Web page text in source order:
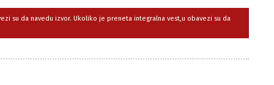
su da navedu izvor. Ukoliko je preneta integralna vest,u obavezi su da